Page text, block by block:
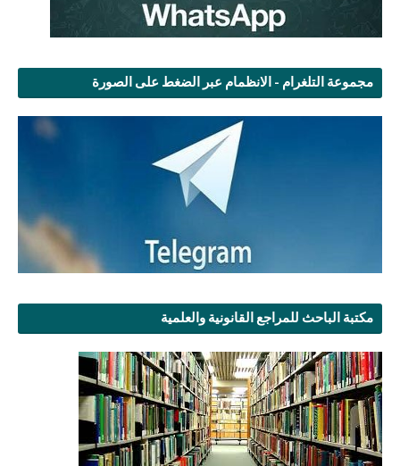
مجموعة التلغرام - الانظمام عبر الضغط على الصورة
مكتبة الباحث للمراجع القانونية والعلمية